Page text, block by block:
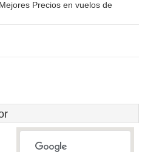
Precios en vuelos de